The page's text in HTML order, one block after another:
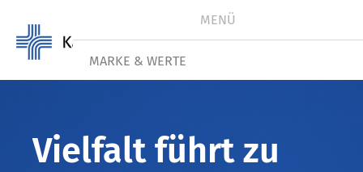
Vielfalt führt zu
MENÜ
MARKE & WERTE
AKTUELLES